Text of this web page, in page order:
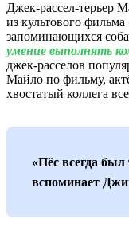
Джек-рассел-терьер
из культового
запоминающихся
умение выполнять
джек-расселов
Майло по фильму,
хвостатый коллега
«Пёс всегда
вспоминает